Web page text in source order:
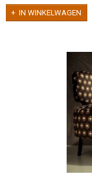
IN WINKELWAGEN